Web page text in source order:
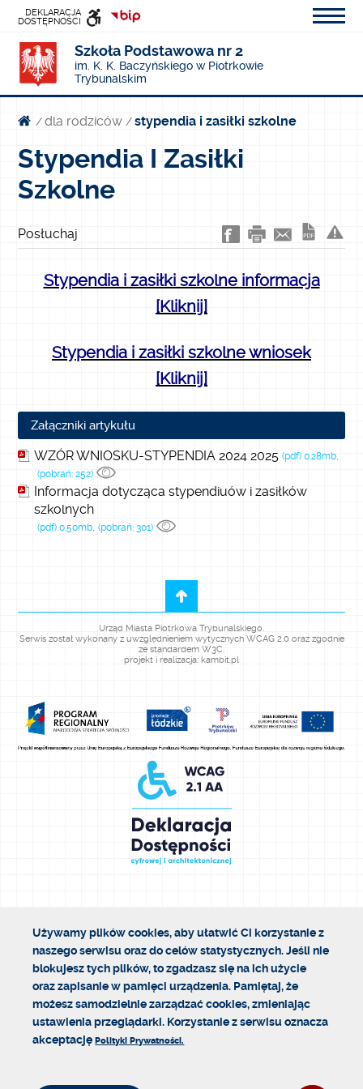
DEKLARACJA
DOSTĘPNOŚCI
INFORMACJI
PUBLICZNEJ
Szkoła Podstawowa nr 2
im. K. K. Baczyńskiego w Piotrkowie
Trybunalskim
/ dla rodziców/ stypendia i zasiłki szkolne
Stypendia I Zasiłki
Szkolne
Posłuchaj
Stypendia i zasiłki szkolne informacja
[Kliknij]
Stypendia i zasiłki szkolne wniosek
[Kliknij]
Załączniki artykułu
WZÓR WNIOSKU-STYPENDIA 2024 2025 (pdf) 0.28mb,
(pobrań: 252)
Informacja dotycząca stypendiuów i zasiłków
szkolnych
(pdf) 0.50mb, (pobrań: 301)
Urząd Miasta Piotrkowa Trybunalskiego.
Serwis został wykonany z uwzględnieniem wytycznych WCAG 2.0 oraz zgodnie
ze standardem W3C.
projekt i realizacja: kambit.pl
Używamy plików cookies, aby ułatwić Ci korzystanie z
naszego serwisu oraz do celów statystycznych. Jeśli nie
blokujesz tych plików, to zgadzasz się na ich użycie
oraz zapisanie w pamięci urządzenia. Pamiętaj, że
możesz samodzielnie zarządzać cookies, zmieniając
ustawienia przeglądarki. Korzystanie z serwisu oznacza
akceptacjęPolityki Prywatności.